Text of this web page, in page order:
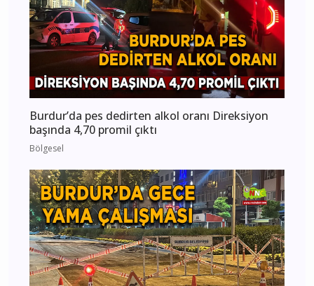
Burdur’da pes dedirten alkol oranı Direksiyon
başında 4,70 promil çıktı
Bölgesel